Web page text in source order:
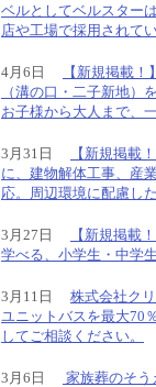
ベルとしてベルスター
店や工場で採用されてい
4月6日
【新規掲載
（溝の口・二子新地）
お子様から大人まで、
3月31日
【新規掲載
に、建物解体工事、産
応。周辺環境に配慮し
3月27日
【新規掲載
学べる、小学生・中学
3月11日 株式会社ク
ユニットバスを最大70
してご相談ください。
3月6日
家族葬のそう